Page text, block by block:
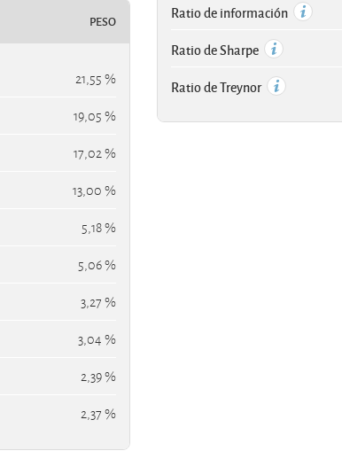
PESO
21,55 %
19,05 %
17,02 %
13,00 %
5,18 %
5,06 %
3,27 %
3,04 %
2,39 %
2,37 %
Ratio de información
Ratio de Sharpe
Ratio de Treynor